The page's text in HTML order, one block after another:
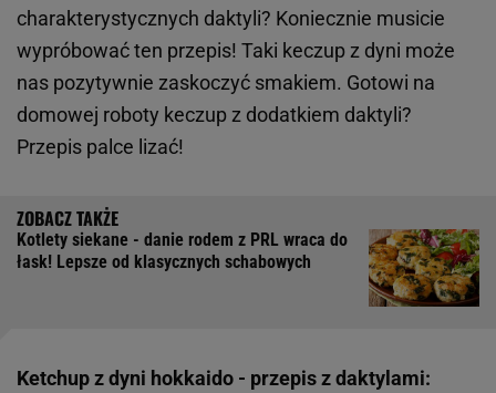
charakterystycznych daktyli? Koniecznie musicie
wypróbować ten przepis! Taki keczup z dyni może
nas pozytywnie zaskoczyć smakiem. Gotowi na
domowej roboty keczup z dodatkiem daktyli?
Przepis palce lizać!
Kotlety siekane - danie rodem z PRL wraca do
łask! Lepsze od klasycznych schabowych
Ketchup z dyni hokkaido - przepis z daktylami: